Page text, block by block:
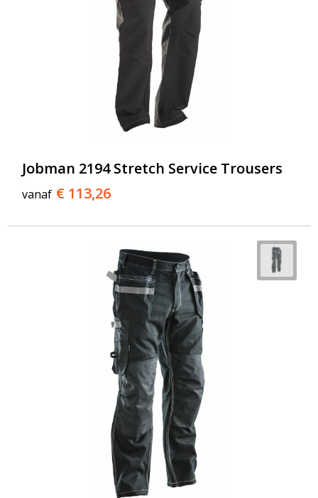
Jobman 2194 Stretch Service Trousers
vanaf € 113,26